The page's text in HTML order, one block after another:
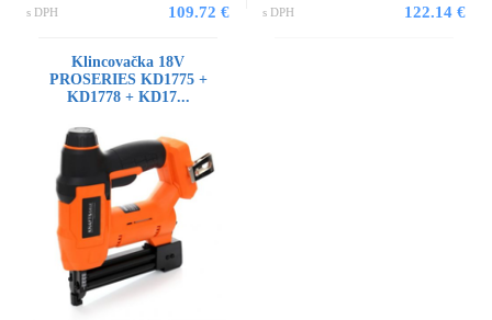
s DPH 109.72 € s DPH 122.14 €
Klincovačka 18V
PROSERIES KD1775 +
KD1778 + KD17...